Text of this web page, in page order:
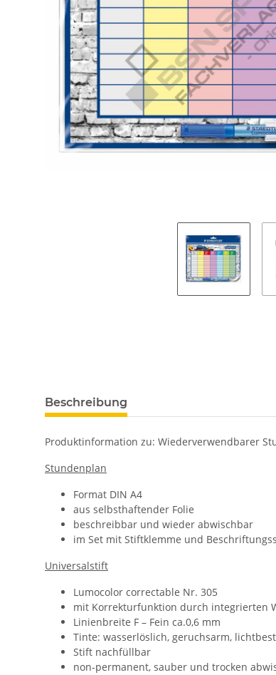
Beschreibung
Produktinformation zu: Wiederverwendbarer
Stundenplan
Format DIN A4
aus selbsthaftender Folie
beschreibbar und wieder abwischbar
im Set mit Stiftklemme und
Universalstift
Lumocolor correctable Nr. 305
mit Korrekturfunktion durch integrierten
Linienbreite F – Fein ca.0,6 mm
Tinte: wasserlöslich, geruchsarm,
Stift nachfüllbar
non-permanent, sauber und trocken